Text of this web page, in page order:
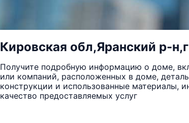
Кировская обл,Яранский р-
Получите подробную информацию о доме,
или компаний, расположенных в доме,
конструкции и использованные материалы,
качество предоставляемых услуг